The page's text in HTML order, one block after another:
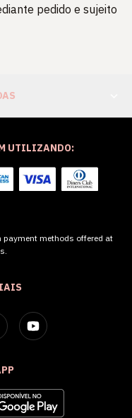
pedido e sujeito
UTILIZANDO:
payment methods offered at